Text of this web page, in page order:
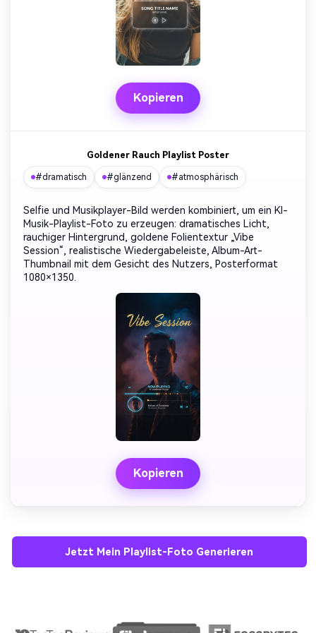
Kopieren
Goldener Rauch Playlist Poster
#dramatisch #glänzend #atmosphärisch
Selfie und Musikplayer-Bild werden kombiniert, um ein KI-
Musik-Playlist-Foto zu erzeugen: dramatisches Licht,
rauchiger Hintergrund, goldene Folientextur „Vibe
Session“, realistische Wiedergabeleiste, Album-Art-
Thumbnail mit dem Gesicht des Nutzers, Posterformat
1080×1350.
Kopieren
Jetzt Mein Playlist-Foto Generieren